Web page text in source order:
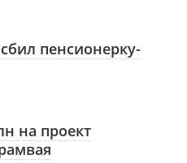
пенсионерку-
на проект